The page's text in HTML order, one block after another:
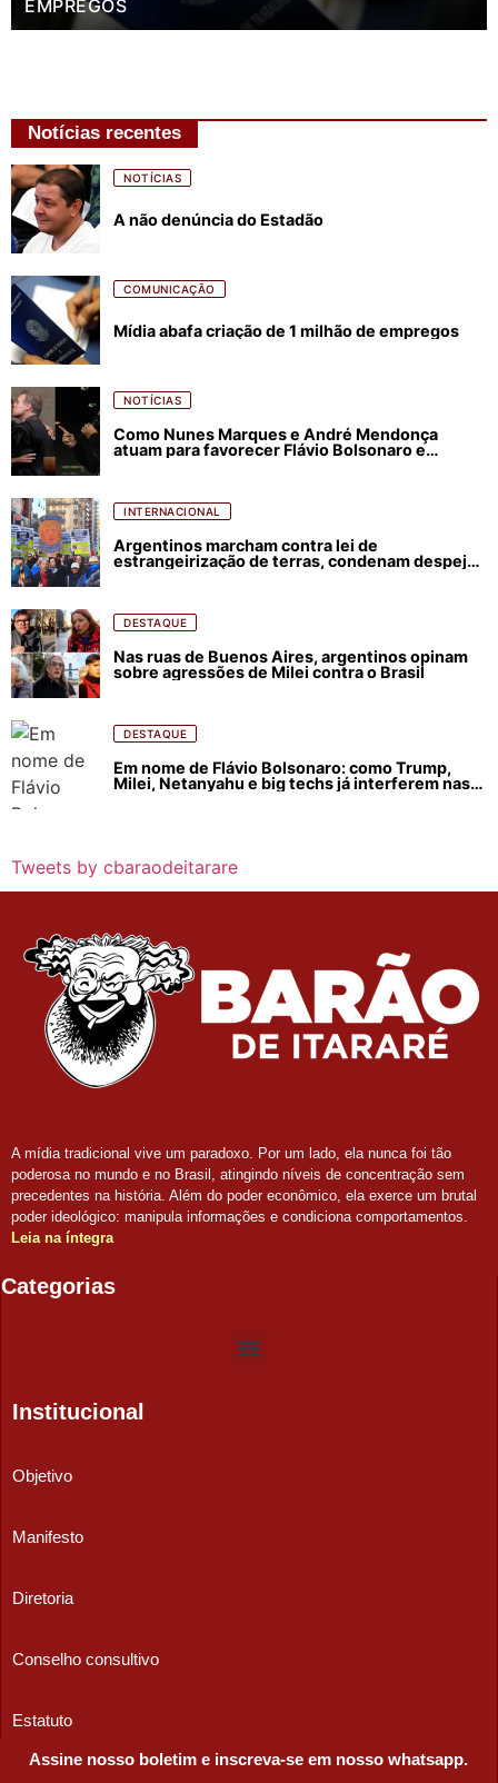
EMPREGOS
Notícias recentes
NOTÍCIAS
A não denúncia do Estadão
COMUNICAÇÃO
Mídia abafa criação de 1 milhão de empregos
NOTÍCIAS
Como Nunes Marques e André Mendonça
atuam para favorecer Flávio Bolsonaro e
INTERNACIONAL
Argentinos marcham contra lei de
estrangeirização de terras, condenam despejos
DESTAQUE
Nas ruas de Buenos Aires, argentinos opinam
sobre agressões de Milei contra o Brasil
DESTAQUE
Em nome de Flávio Bolsonaro: como Trump,
Milei, Netanyahu e big techs já interferem nas
Tweets by cbaraodeitarare
A mídia tradicional vive um paradoxo. Por um lado, ela nunca foi tão
poderosa no mundo e no Brasil, atingindo níveis de concentração sem
precedentes na história. Além do poder econômico, ela exerce um brutal
poder ideológico: manipula informações e condiciona comportamentos.
Leia na íntegra
Categorias
Institucional
Objetivo
Manifesto
Diretoria
Conselho consultivo
Estatuto
Assine nosso boletim e inscreva-se em nosso whatsapp.